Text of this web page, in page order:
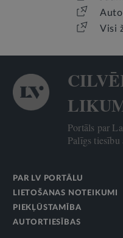
Visi
Portāls par
Palīgs
PAR LV PORTĀLU
LIETOŠANAS NOTEIKUMI
PIEKĻŪSTAMĪBA
AUTORTIESĪBAS